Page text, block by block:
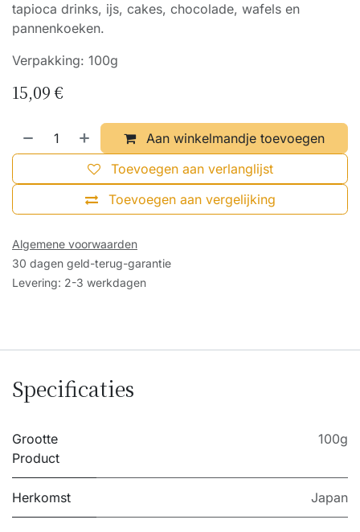
tapioca drinks, ijs, cakes, chocolade, wafels en
pannenkoeken.
Verpakking: 100g
15,09€
Aan winkelmandje toevoegen
Toevoegen aan vergelijking
Toevoegen aan verlanglijst
Algemene voorwaarden
30 dagen geld-terug-garantie
Levering: 2-3 werkdagen
Specificaties
Grootte
Product
100g
Herkomst Japan